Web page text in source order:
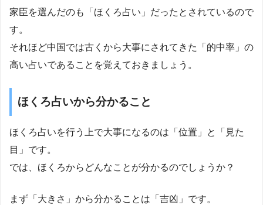
家臣を選んだのも「ほくろ占い」だったとされているので
す。
それほど中国では古くから大事にされてきた「的中率」の
高い占いであることを覚えておきましょう。
ほくろ占いから分かること
ほくろ占いを行う上で大事になるのは「位置」と「見た
目」です。
では、ほくろからどんなことが分かるのでしょうか？
まず「大きさ」から分かることは「吉凶」です。